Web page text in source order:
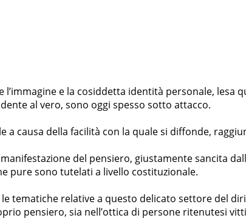
e la cosiddetta identità personale, lesa
al vero, sono oggi spesso sotto attacco.
a causa della facilità con la quale si diffonde,
del pensiero, giustamente sancita
pure sono tutelati a livello costituzionale.
tematiche relative a questo delicato settore del
pensiero, sia nell’ottica di persone ritenutesi